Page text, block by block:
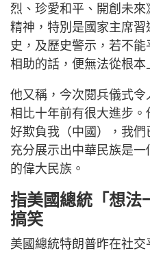
烈、珍愛和平、開創未
精神，特別是國家主席
史，及歷史警示，若不
相助的話，便無法從根本
他又稱，今次閱兵儀式
相比十年前有很大進步
好欺負我（中國），我們
充分展示出中華民族是一
的偉大民族。
指美國總統「想法
搞笑
美國總統特朗普昨在社